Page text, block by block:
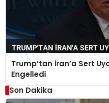
Trump’tan İran’a Sert
Engelledi
Son Dakika